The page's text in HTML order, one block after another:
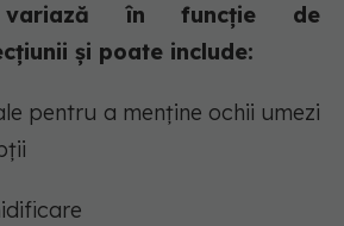
variază în funcție de
și poate include:
pentru a menține ochii umezi